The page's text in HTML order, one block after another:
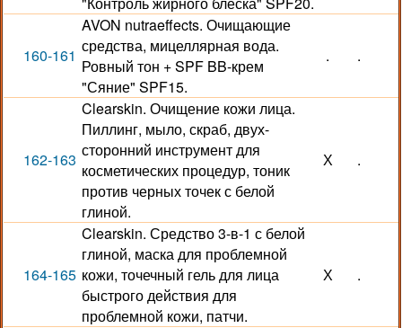
160-161
AVON nutraeffects. Очищающие
средства, мицеллярная вода.
Ровный тон + SPF BB-крем
"Сяние" SPF15.
. .
162-163
Clearskin. Очищение кожи лица.
Пиллинг, мыло, скраб, двух-
сторонний инструмент для
косметических процедур, тоник
против черных точек с белой
глиной.
Х .
164-165
Clearskin. Средство 3-в-1 с белой
глиной, маска для проблемной
кожи, точечный гель для лица
быстрого действия для
проблемной кожи, патчи.
Х .